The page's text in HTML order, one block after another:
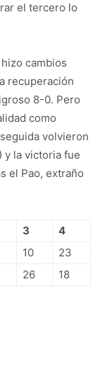
el tercero lo
cambios
recuperación
8-0. Pero
como
volvieron
y la victoria fue
el Pao, extraño
3
4
10
23
26 18